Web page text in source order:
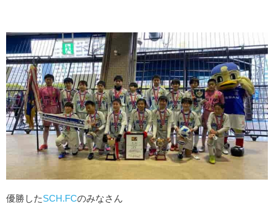
優勝したSCH.FCのみなさん